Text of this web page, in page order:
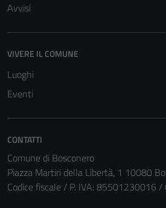
Avvisi
VIVERE IL COMUNE
Luoghi
Eventi
CONTATTI
Comune di Bosconero
Piazza Martiri della Libertà, 1 10080
Codice fiscale / P. IVA: 85501230016